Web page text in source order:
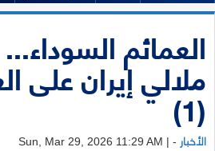
العمائم
ملالي إيران على
(1)
الأخبار - | Sun, Mar 29, 2026 11:29 AM